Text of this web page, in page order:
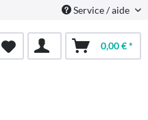
Service / aide
0,00 € *